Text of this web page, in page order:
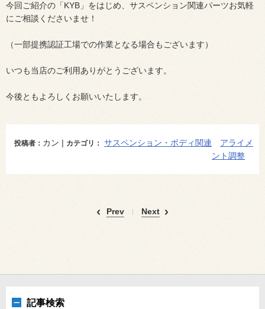
今回ご紹介の「KYB」をはじめ、サスペンション関連パーツお気軽
にご相談くださいませ！
（一部提携認証工場での作業となる場合もございます）
いつも当店のご利用ありがとうございます。
今後ともよろしくお願いいたします。
投稿者： カン | カテゴリ： サスペンション・ボディ関連
アライメ
ント調整
Prev Next
記事検索